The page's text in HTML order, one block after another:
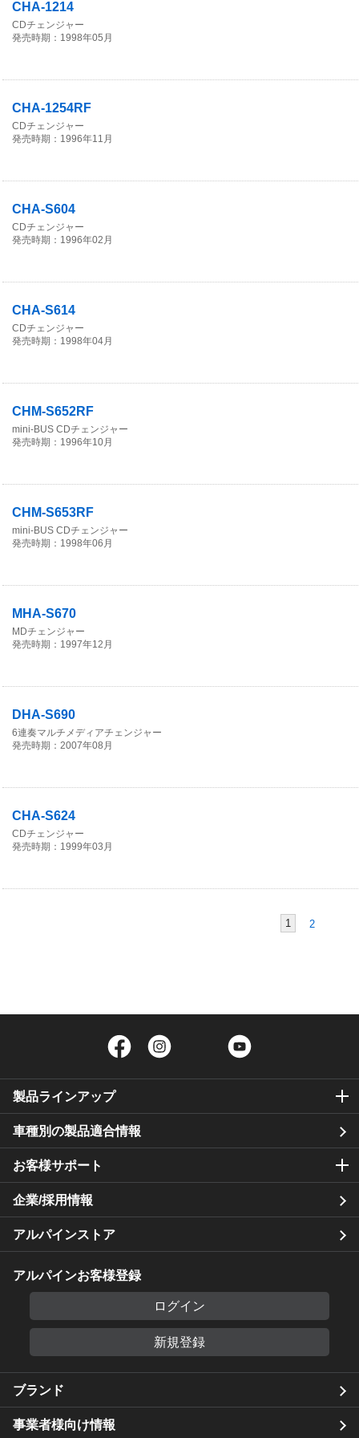
CHA-1214
CDチェンジャー
発売時期：1998年05月
CHA-1254RF
CDチェンジャー
発売時期：1996年11月
CHA-S604
CDチェンジャー
発売時期：1996年02月
CHA-S614
CDチェンジャー
発売時期：1998年04月
CHM-S652RF
mini-BUS CDチェンジャー
発売時期：1996年10月
CHM-S653RF
mini-BUS CDチェンジャー
発売時期：1998年06月
MHA-S670
MDチェンジャー
発売時期：1997年12月
DHA-S690
6連奏マルチメディアチェンジャー
発売時期：2007年08月
CHA-S624
CDチェンジャー
発売時期：1999年03月
1 2
Facebook Twitter
製品ラインアップ
車種別の製品適合情報
お客様サポート
企業/採用情報
アルパインストア
アルパインお客様登録
ログイン
新規登録
ブランド
事業者様向け情報